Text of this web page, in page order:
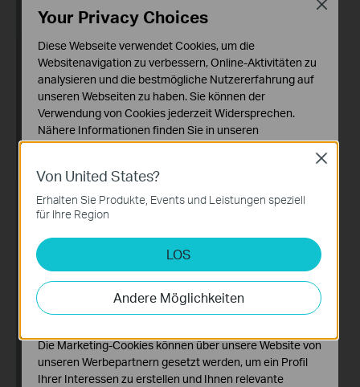
Von United States?
Erhalten Sie Produkte, Events und Leistungen speziell
für Ihre Region
LOS
Andere Möglichkeiten
Close
Your Privacy Choices
Diese Webseite verwendet Cookies, um die
Websitenavigation zu verbessern, Online-Aktivitäten zu
analysieren und die bestmögliche Nutzererfahrung auf
unseren Webseiten zu haben. Sie können der
Verwendung von Cookies jederzeit Widersprechen.
Nähere Informationen finden Sie in unseren
Datenschutzhinweisen.
Notwendige Cookies
erforderlich und können in Ihren Systemen nicht
Analyse- und Marketing-Cookies
Analyse-Cookies ermöglichen es uns, Ihre Aktivitäten
auf unserer Website zu analysieren, um die
Funktionsweise unserer Website zu verbessern und
Die Marketing-Cookies können über unsere Website von
unseren Werbepartnern gesetzt werden, um ein Profil
Ihrer Interessen zu erstellen und Ihnen relevante
Close